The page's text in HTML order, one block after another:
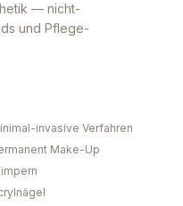
— nicht-
und Pflege-
invasive Verfahren
Make-Up